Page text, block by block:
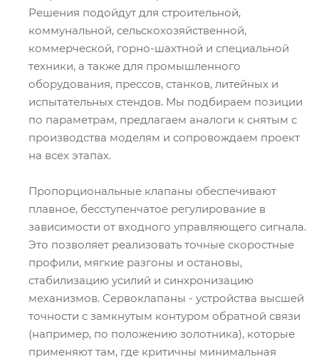
Решения подойдут для строительной,
коммунальной, сельскохозяйственной,
коммерческой, горно-шахтной и специальной
техники, а также для промышленного
оборудования, прессов, станков, литейных и
испытательных стендов. Мы подбираем позиции
по параметрам, предлагаем аналоги к снятым с
производства моделям и сопровождаем проект
на всех этапах.
Пропорциональные клапаны обеспечивают
плавное, бесступенчатое регулирование в
зависимости от входного управляющего сигнала.
Это позволяет реализовать точные скоростные
профили, мягкие разгоны и остановы,
стабилизацию усилий и синхронизацию
механизмов. Сервоклапаны - устройства высшей
точности с замкнутым контуром обратной связи
(например, по положению золотника), которые
применяют там, где критичны минимальная